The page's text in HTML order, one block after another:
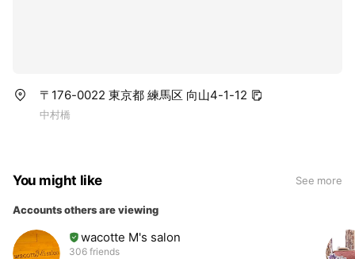
〒176-0022 東京都 練馬区 向山4-1-12
中村橋
You might like See more
Accounts others are viewing
wacotte M's salon
306 friends